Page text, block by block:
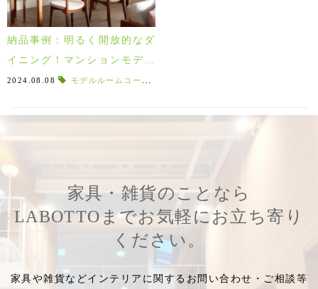
納品事例：明るく開放的なダ
イニング！マンションモデル
ルーム/栄町
2024.08.08 モデルルームコーディネート
家具・雑貨のことなら
LABOTTOまでお気軽にお立ち寄り
ください。
家具や雑貨などインテリアに関するお問い合わせ・ご相談等